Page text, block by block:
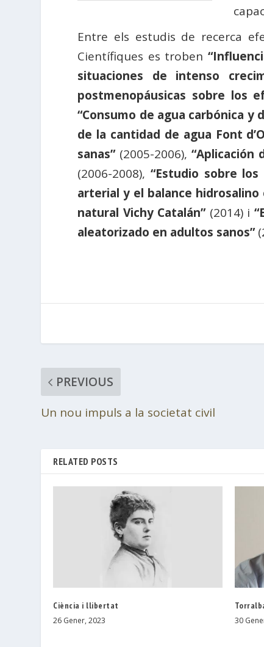
Entre els estudis de recerca
Científiques es troben
situaciones de intenso
postmenopáusicas sobre los
“Consumo de agua carbónica y
de la cantidad de agua Font
sanas”(2005-2006),“Aplicación
(2006-2008), “Estudio sobre
arterial y el balance
natural Vichy Catalán”(2014) i
aleatorizado en adultos sanos”
PREVIOUS
Un nou impuls a la societat civil
RELATED POSTS
Ciència i llibertat
26 Gener, 2023 30